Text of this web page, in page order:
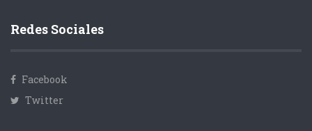
Redes Sociales
Facebook
Twitter